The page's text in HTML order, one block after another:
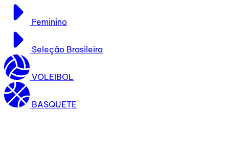
Feminino
Seleção Brasileira
VOLEIBOL
BASQUETE